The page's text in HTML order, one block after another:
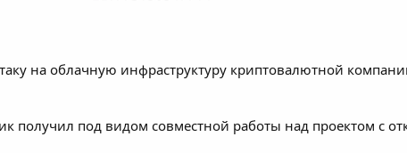
на облачную инфраструктуру криптовалютной
получил под видом совместной работы над проектом с